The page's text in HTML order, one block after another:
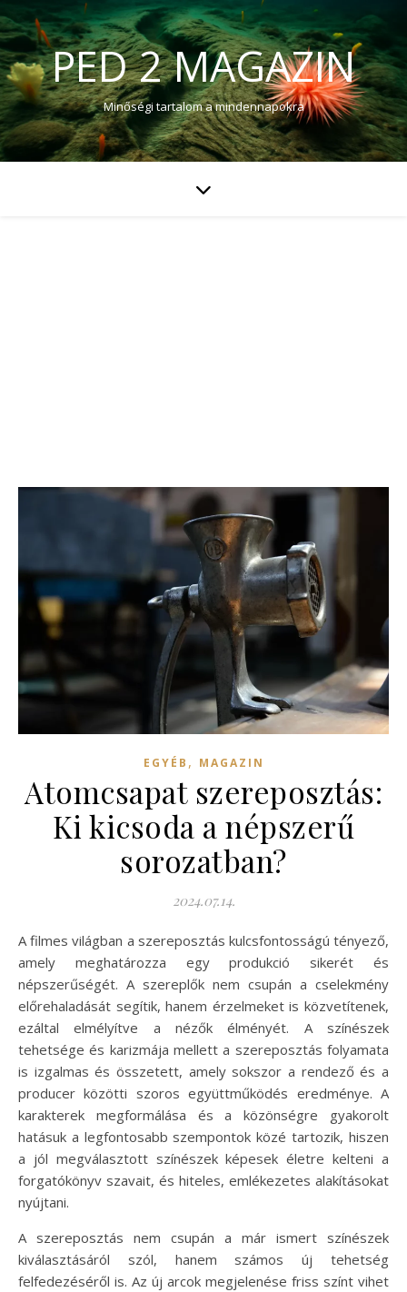
PED 2 MAGAZIN
Minőségi tartalom a mindennapokra
EGYÉB , MAGAZIN
Atomcsapat szereposztás:
Ki kicsoda a népszerű
sorozatban?
2024.07.14.
A filmes világban a szereposztás kulcsfontosságú tényező,
amely meghatározza egy produkció sikerét és
népszerűségét. A szereplők nem csupán a cselekmény
előrehaladását segítik, hanem érzelmeket is közvetítenek,
ezáltal elmélyítve a nézők élményét. A színészek
tehetsége és karizmája mellett a szereposztás folyamata
is izgalmas és összetett, amely sokszor a rendező és a
producer közötti szoros együttműködés eredménye. A
karakterek megformálása és a közönségre gyakorolt
hatásuk a legfontosabb szempontok közé tartozik, hiszen
a jól megválasztott színészek képesek életre kelteni a
forgatókönyv szavait, és hiteles, emlékezetes alakításokat
nyújtani.
A szereposztás nem csupán a már ismert színészek
kiválasztásáról szól, hanem számos új tehetség
felfedezéséről is. Az új arcok megjelenése friss színt vihet